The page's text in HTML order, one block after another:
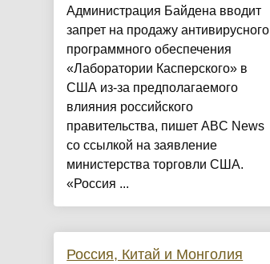
Администрация Байдена вводит
запрет на продажу антивирусного
программного обеспечения
«Лаборатории Касперского» в
США из-за предполагаемого
влияния российского
правительства, пишет ABC News
со ссылкой на заявление
министерства торговли США.
«Россия ...
Россия, Китай и Монголия